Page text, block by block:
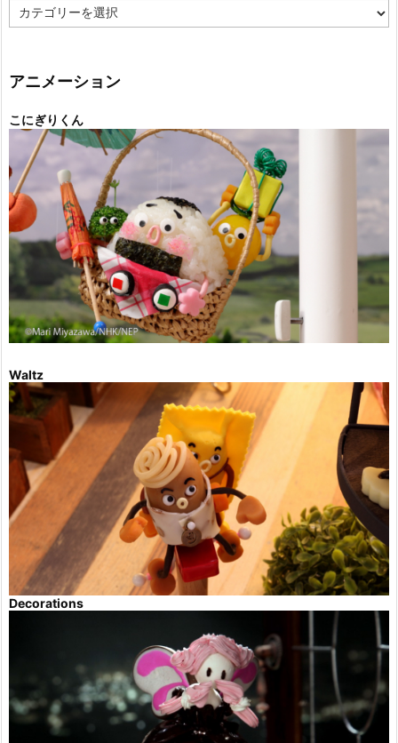
テ
ー
アニメーション
こにぎりくん
Waltz
Decorations